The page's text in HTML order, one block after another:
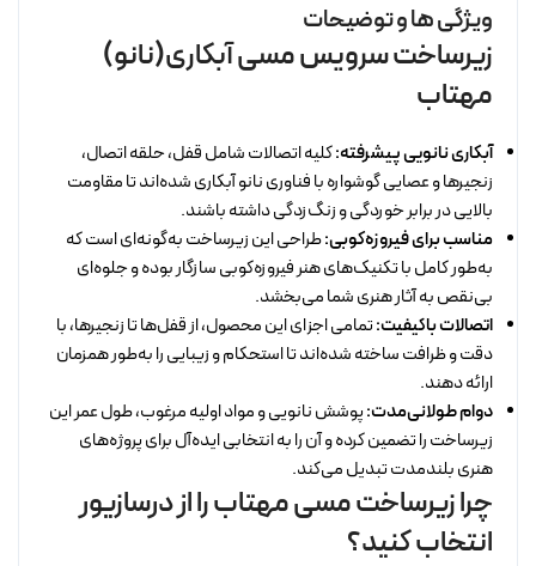
ویژگی ها و توضیحات
زیرساخت سرویس مسی آبکاری(نانو)
مهتاب
آبکاری نانویی پیشرفته:کلیه اتصالات شامل قفل، حلقه اتصال،
زنجیرها و عصایی گوشواره با فناوری نانو آبکاری شده‌اند تا مقاومت
بالایی در برابر خوردگی و زنگ‌زدگی داشته باشند.
مناسب برای فیروزه‌کوبی:طراحی این زیرساخت به‌گونه‌ای است که
به‌طور کامل با تکنیک‌های هنر فیروزه‌کوبی سازگار بوده و جلوه‌ای
بی‌نقص به آثار هنری شما می‌بخشد.
اتصالات باکیفیت:تمامی اجزای این محصول، از قفل‌ها تا زنجیرها، با
دقت و ظرافت ساخته شده‌اند تا استحکام و زیبایی را به‌طور همزمان
ارائه دهند.
دوام طولانی‌مدت:پوشش نانویی و مواد اولیه مرغوب، طول عمر این
زیرساخت را تضمین کرده و آن را به انتخابی ایده‌آل برای پروژه‌های
هنری بلندمدت تبدیل می‌کند.
چرا زیرساخت مسی مهتاب را از درسازیور
انتخاب کنید؟